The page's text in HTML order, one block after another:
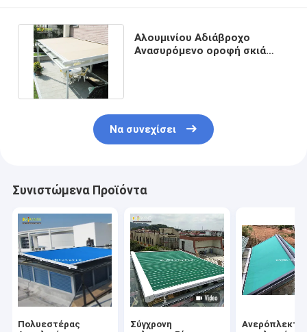
Αλουμινίου Αδιάβροχο
Ανασυρόμενο οροφή σκιά
Να συνεχίσει
Συνιστώμενα Προϊόντα
Πολυεστέρας
Σύγχρονη
Ανερόπλεκτη